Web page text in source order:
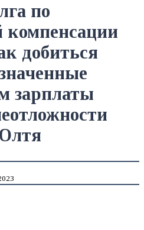
по
компенсации
добиться
зарплаты